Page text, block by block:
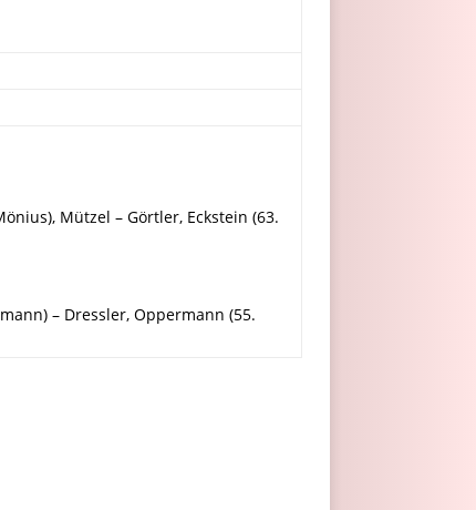
Mützel – Görtler, Eckstein (63.
– Dressler, Oppermann (55.